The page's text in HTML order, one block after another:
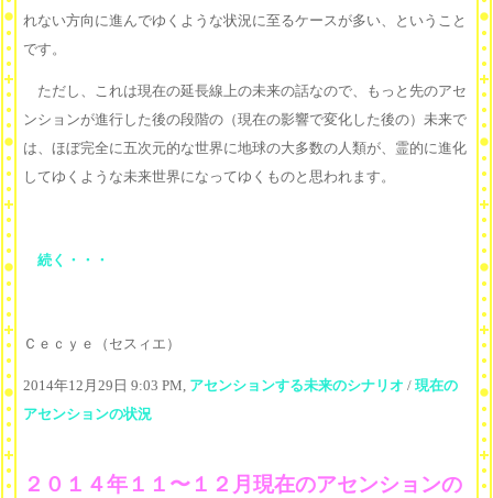
れない方向に進んでゆくような状況に至るケースが多い、ということ
です。
ただし、これは現在の延長線上の未来の話なので、もっと先のアセ
ンションが進行した後の段階の（現在の影響で変化した後の）未来で
は、ほぼ完全に五次元的な世界に地球の大多数の人類が、霊的に進化
してゆくような未来世界になってゆくものと思われます。
続く・・・
Ｃｅｃｙｅ（セスィエ）
2014年12月29日 9:03 PM, アセンションする未来のシナリオ / 現在の
アセンションの状況
２０１４年１１〜１２月現在のアセンションの